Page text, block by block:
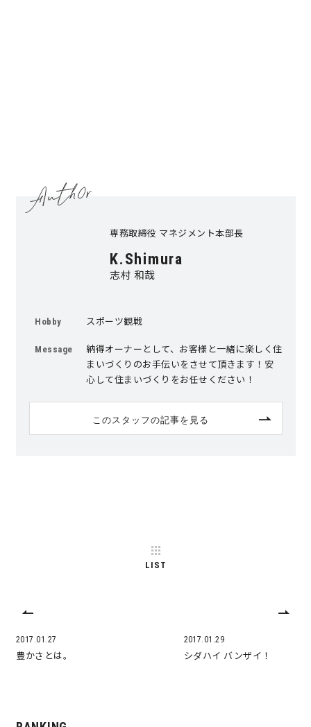
専務取締役 マネジメント本部長
K.Shimura
志村 和哉
Hobby スポーツ観戦
Message
納得オーナーとして、お客様と一緒に楽しく住
まいづくりのお手伝いをさせて頂きます！安
心して住まいづくりをお任せください！
このスタッフの記事を見る
2017.01.27
豊かさとは。
LIST
2017.01.29
シダハイ バンザイ！